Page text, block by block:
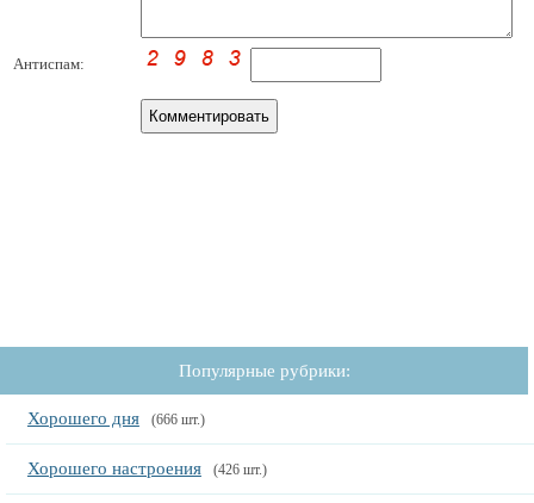
Антиспам:
Популярные рубрики:
Хорошего дня (666 шт.)
Хорошего настроения (426 шт.)